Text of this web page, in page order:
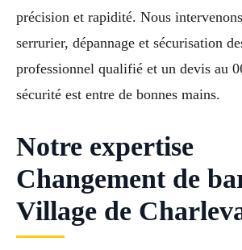
précision et rapidité. Nous
serrurier, dépannage et sécurisation
professionnel qualifié et un devis au
sécurité est entre de bonnes mains.
Notre expertise
Changement de
Village de